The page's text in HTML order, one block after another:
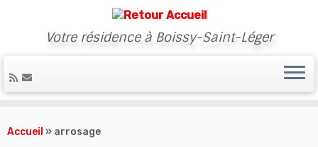
to
Votre résidence à Boissy-Saint-Léger
Accueil » arrosage